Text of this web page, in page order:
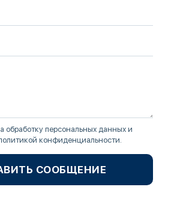
обработку персональных данных и
конфиденциальности.
СООБЩЕНИЕ